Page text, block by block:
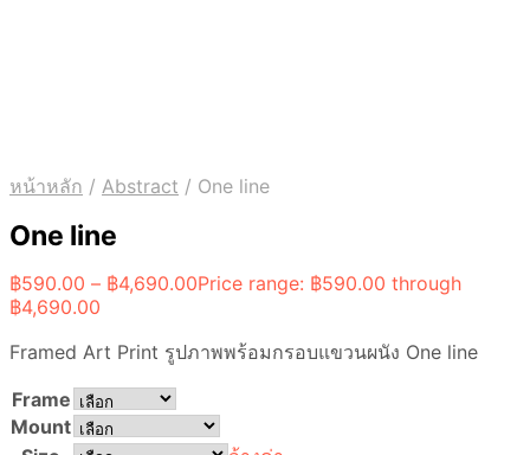
หน้าหลัก / Abstract / One line
One line
฿590.00 – ฿4,690.00Price range: ฿590.00 through
฿4,690.00
Framed Art Print รูปภาพพร้อมกรอบแขวนผนัง One line
Frame
Mount